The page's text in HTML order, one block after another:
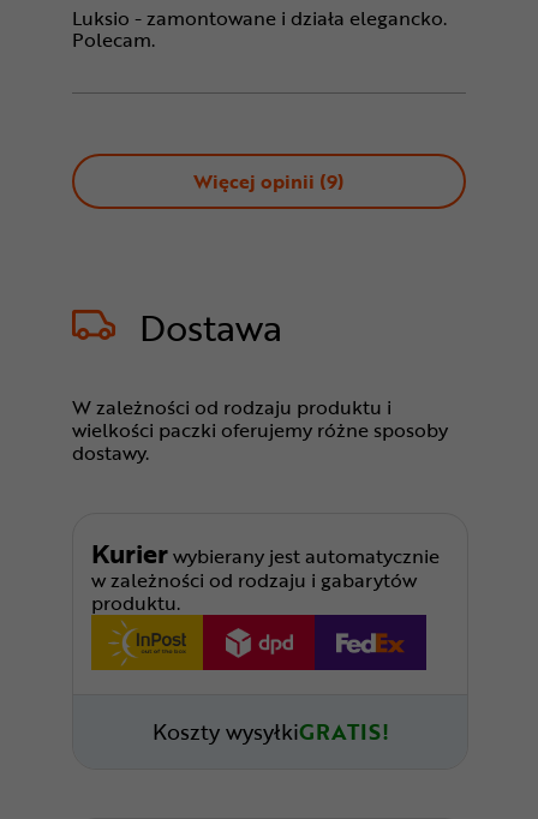
Luksio - zamontowane i działa elegancko.
Polecam.
Więcej opinii (9)
Dostawa
W zależności od rodzaju produktu i
wielkości paczki oferujemy różne sposoby
dostawy.
Kurierwybierany jest automatycznie
w zależności od rodzaju i gabarytów
produktu.
Koszty wysyłkiGRATIS!